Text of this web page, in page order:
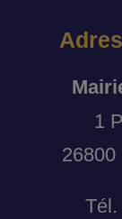
1
26800
Tél.